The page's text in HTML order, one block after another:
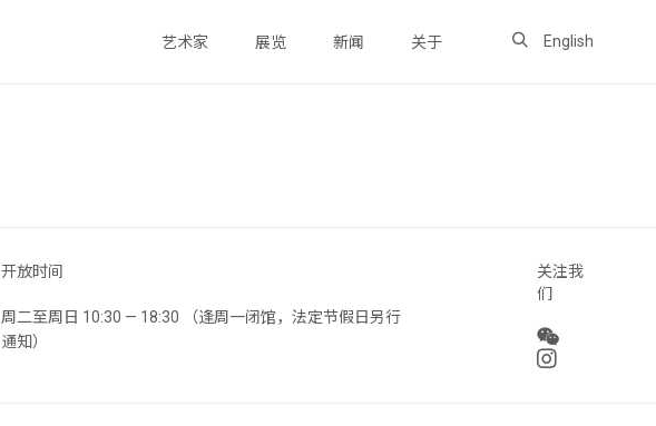
艺术家 展览 新闻 关于 English
开放时间
周二至周日 10:30 — 18:30 （逢周一闭馆，法定节假日另行
通知）
关注我
们